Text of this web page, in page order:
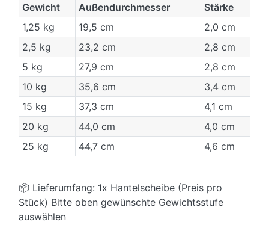
Gewicht Außendurchmesser
Stärke
1,25 kg
19,5 cm
2,0 cm
2,5 kg
23,2 cm
2,8 cm
5 kg
27,9 cm
2,8 cm
10 kg
35,6 cm
3,4 cm
15 kg
37,3 cm
4,1 cm
20 kg
44,0 cm
4,0 cm
25 kg
44,7 cm 4,6 cm
📦 Lieferumfang: 1x Hantelscheibe (Preis pro
Stück) Bitte oben gewünschte Gewichtsstufe
auswählen